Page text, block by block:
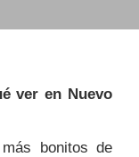
ver en Nuevo
bonitos de